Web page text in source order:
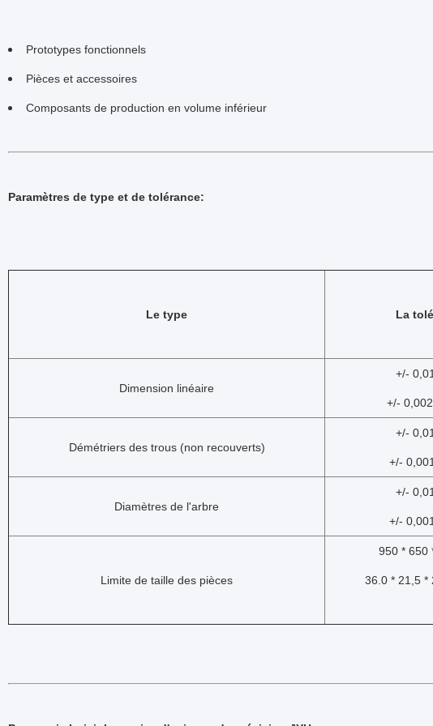
Prototypes fonctionnels
Pièces et accessoires
Composants de production en volume inférieur
Paramètres de type et de tolérance:
Le type La
Dimension linéaire
+/-
+/-
Démétriers des trous (non recouverts)
+/-
+/-
Diamètres de l'arbre
+/-
+/-
Limite de taille des pièces
950 * 650
36.0 * 21,5 *